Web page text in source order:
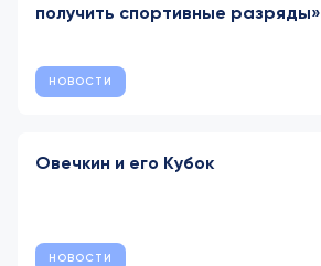
получить спортивные разряды»
НОВОСТИ
Овечкин и его Кубок
НОВОСТИ